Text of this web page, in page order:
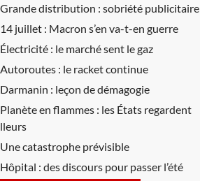
Grande distribution : sobriété publicitaire
14 juillet : Macron s’en va-t-en guerre
Électricité : le marché sent le gaz
Autoroutes : le racket continue
Darmanin : leçon de démagogie
Planète en flammes : les États regardent
Une catastrophe prévisible
Hôpital : des discours pour passer l’été